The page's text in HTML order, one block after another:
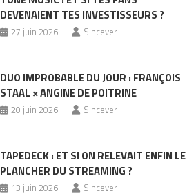
DEVENAIENT TES INVESTISSEURS ?
27 juin 2026 Sincever
DUO IMPROBABLE DU JOUR : FRANÇOIS
STAAL × ANGINE DE POITRINE
20 juin 2026 Sincever
TAPEDECK : ET SI ON RELEVAIT ENFIN LE
PLANCHER DU STREAMING ?
13 juin 2026 Sincever